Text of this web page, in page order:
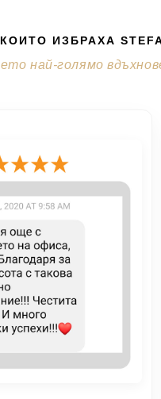
ИЗБРАХА
най-голямо